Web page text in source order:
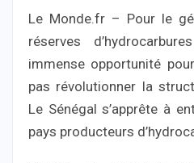
Le Monde.fr – Pour le
réserves
immense opportunité
pas révolutionner la
Le Sénégal s’apprête à
pays producteurs